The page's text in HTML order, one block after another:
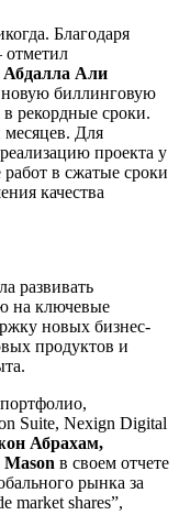
Благодаря
отметил
Абдалла Али
биллинговую
рекордные сроки.
Для
проекта у
в сжатые сроки
качества
развивать
на ключевые
новых бизнес-
продуктов и
Suite, Nexign Digital
Абрахам,
в своем отчете
рынка за
market shares”,